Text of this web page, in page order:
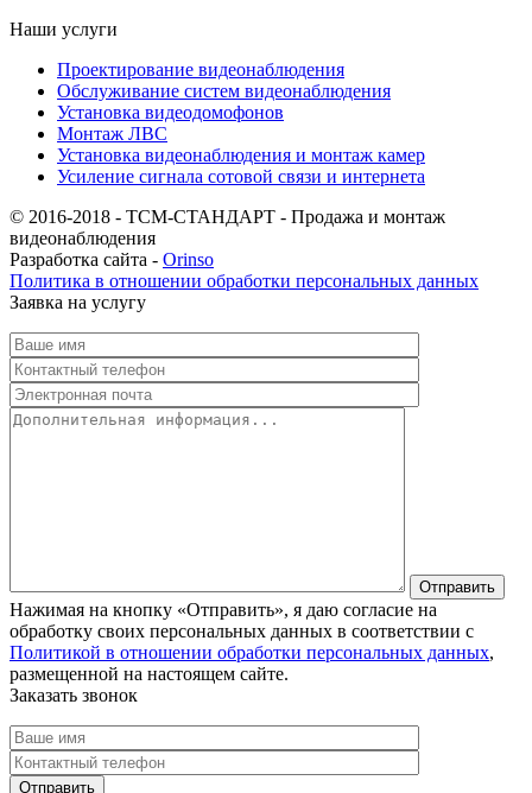
Наши услуги
Проектирование видеонаблюдения
Обслуживание систем видеонаблюдения
Установка видеодомофонов
Монтаж ЛВС
Установка видеонаблюдения и монтаж камер
Усиление сигнала сотовой связи и интернета
© 2016-2018 - ТСМ-СТАНДАРТ - Продажа и монтаж
видеонаблюдения
Разработка сайта - Orinso
Политика в отношении обработки персональных данных
Заявка на услугу
Нажимая на кнопку «Отправить», я даю согласие на
обработку своих персональных данных в соответствии с
Политикой в отношении обработки персональных данных,
размещенной на настоящем сайте.
Заказать звонок